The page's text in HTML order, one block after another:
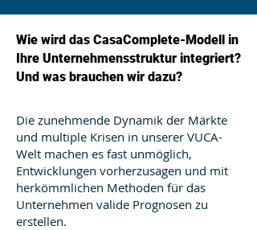
Wie wird das CasaComplete-Modell in
Ihre Unternehmensstruktur integriert?
Und was brauchen wir dazu?
Die zunehmende Dynamik der Märkte
und multiple Krisen in unserer VUCA-
Welt machen es fast unmöglich,
Entwicklungen vorherzusagen und mit
herkömmlichen Methoden für das
Unternehmen valide Prognosen zu
erstellen.